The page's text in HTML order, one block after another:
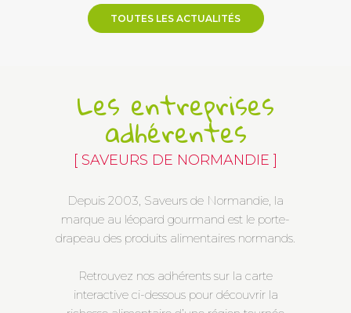
TOUTES LES ACTUALITÉS
Les entreprises
adhérentes
[ SAVEURS DE NORMANDIE ]
Depuis 2003, Saveurs de Normandie, la
marque au léopard gourmand est le porte-
drapeau des produits alimentaires normands.
Retrouvez nos adhérents sur la carte
interactive ci-dessous pour découvrir la